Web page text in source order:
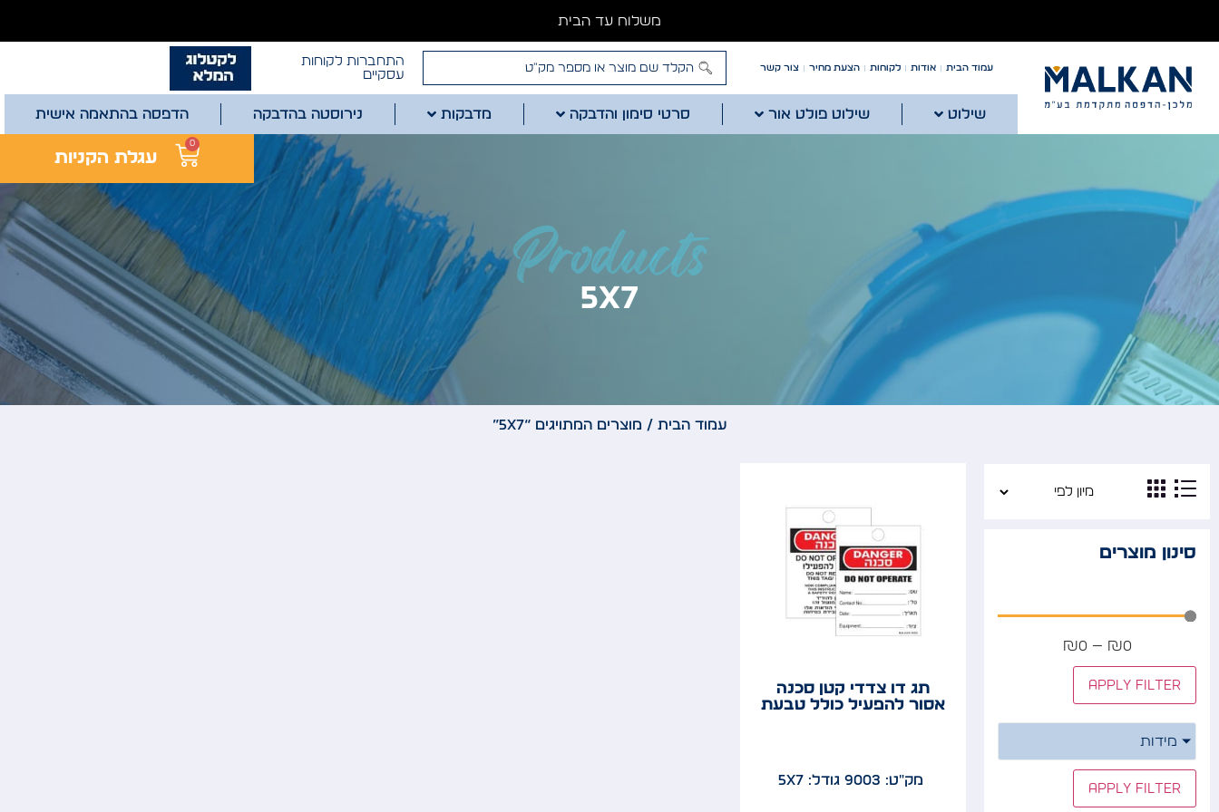
משלוח עד הבית
עמוד הבית אודות לקוחות הצעת מחיר צור קשר
התחברות לקוחות
עסקיים
שילוט שילוט פולט אור סרטי סימון והדבקה מדבקות נירוסטה בהדבקה הדפסה בהתאמה אישית
0
Products
5x7
עמוד הבית / מוצרים המתויגים “5x7”
סינון מוצרים
₪0
—
₪0
Apply filter
מידות
Apply filter
תג דו צדדי קטן סכנה
אסור להפעיל כולל טבעת
מק"ט: 9003 גודל: 5x7